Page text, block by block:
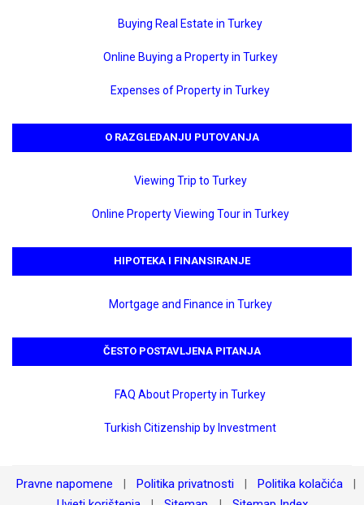
Buying Real Estate in Turkey
Online Buying a Property in Turkey
Expenses of Property in Turkey
O RAZGLEDANJU PUTOVANJA
Viewing Trip to Turkey
Online Property Viewing Tour in Turkey
HIPOTEKA I FINANSIRANJE
Mortgage and Finance in Turkey
ČESTO POSTAVLJENA PITANJA
FAQ About Property in Turkey
Turkish Citizenship by Investment
Pravne napomene Politika privatnosti Politika kolačića